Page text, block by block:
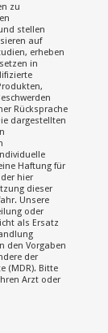
zu
stellen
auf
erheben
in
Rücksprache
dargestellten
Haftung für
hier
dieser
Unsere
oder
als Ersatz
den Vorgaben
der
(MDR). Bitte
Arzt oder